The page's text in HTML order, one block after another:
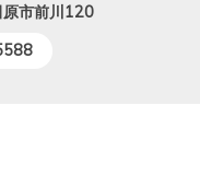
原市前川120